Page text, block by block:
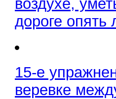
воздухе,
дороге опять
15-е
веревке